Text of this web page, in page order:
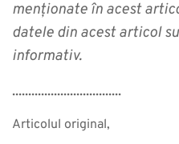
menționate în acest
datele din acest articol
informativ.
..................................
Articolul original,